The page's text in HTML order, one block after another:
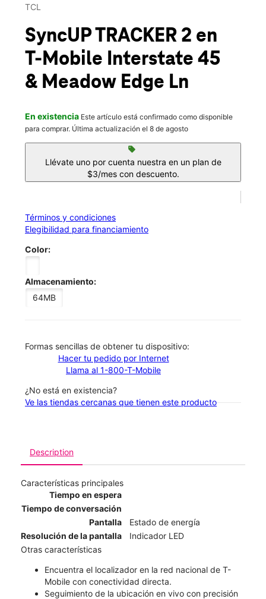
Sáb.:
20141 Interstate 45 Ste 600 Spring, TX 77388
TCL
SyncUP TRACKER 2 en
T-Mobile Interstate 45
& Meadow Edge Ln
En existencia Este artículo está confirmado como disponible
para comprar. Última actualización el 8 de agosto
sell
Llévate uno por cuenta nuestra en un plan de
$3/mes con descuento.
Términos y condiciones
Elegibilidad para financiamiento
Color:
Almacenamiento:
64MB
​​​​​​​Formas sencillas de obtener tu dispositivo:
Hacer tu pedido por Internet
Llama al 1-800-T-Mobile
¿No está en existencia?
Ve las tiendas cercanas que tienen este producto
Description
Características principales
Tiempo en espera
Tiempo de conversación
Pantalla
Estado de energía
Resolución de la pantalla
Indicador LED
Otras características
Encuentra el localizador en la red nacional de T-
Mobile con conectividad directa.
Seguimiento de la ubicación en vivo con precisión